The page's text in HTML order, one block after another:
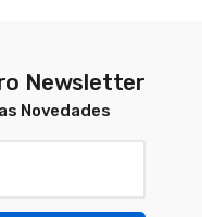
Newsletter
Novedades